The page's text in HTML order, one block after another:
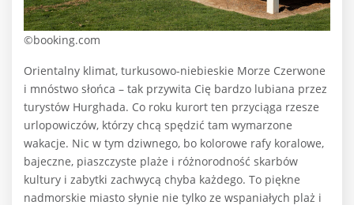
©booking.com
Orientalny klimat, turkusowo-niebieskie Morze Czerwone
i mnóstwo słońca – tak przywita Cię bardzo lubiana przez
turystów Hurghada. Co roku kurort ten przyciąga rzesze
urlopowiczów, którzy chcą spędzić tam wymarzone
wakacje. Nic w tym dziwnego, bo kolorowe rafy koralowe,
bajeczne, piaszczyste plaże i różnorodność skarbów
kultury i zabytki zachwycą chyba każdego. To piękne
nadmorskie miasto słynie nie tylko ze wspaniałych plaż i